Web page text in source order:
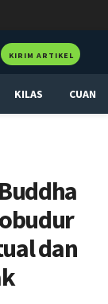
KIRIM ARTIKEL
KILAS CUAN
dan